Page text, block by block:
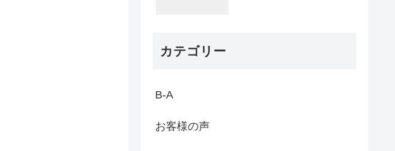
カテゴリー
B-A
お客様の声